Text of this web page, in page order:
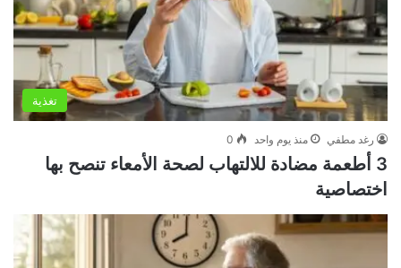
تغذية
رغد مطفي منذ يوم واحد 0
3 أطعمة مضادة للالتهاب لصحة الأمعاء تنصح بها
اختصاصية